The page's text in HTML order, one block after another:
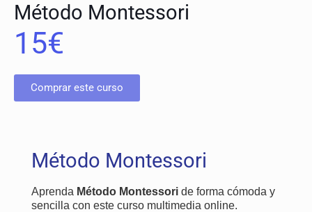
Método Montessori
15€
Comprar este curso
Método Montessori
Aprenda Método Montessoride forma cómoda y
sencilla con este curso multimedia online.